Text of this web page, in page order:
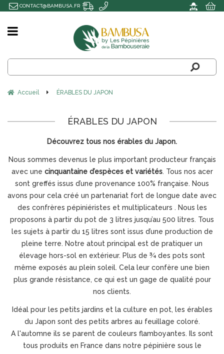
Accueil ÉRABLES DU JAPON
ÉRABLES DU JAPON
Découvrez tous nos érables du Japon.
Nous sommes devenus le plus important producteur français
avec une cinquantaine d’espèces et variétés. Tous nos acer
sont greffés issus d’une provenance 100% française. Nous
avons pour cela créé un partenariat fort de longue date avec
des confrères pépiniéristes et multiplicateurs . Nous les
proposons à partir du pot de 3 litres jusqu’au 500 litres. Tous
les sujets à partir du 15 litres sont issus d’une production de
pleine terre. Notre atout principal est de pratiquer un
élevage hors-sol en extérieur. Plus de ¾ des pots sont
même exposés au plein soleil. Cela leur confère une bien
plus grande résistance, ce qui est un gage de qualité pour
nos clients.
Idéal pour les petits jardins et la culture en pot, les érables
du Japon sont des petits arbres au feuillage coloré.
A l'automne ils se parent de couleurs flamboyantes. Ils sont
tous produits en France dans notre pépinière sous le
CONTACT@BAMBUSA.FR